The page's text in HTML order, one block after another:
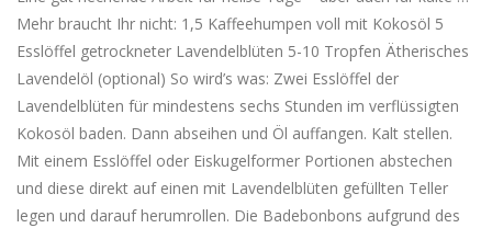
Mehr braucht Ihr nicht: 1,5 Kaffeehumpen voll mit Kokosöl 5
Esslöffel getrockneter Lavendelblüten 5-10 Tropfen Ätherisches
Lavendelöl (optional) So wird’s was: Zwei Esslöffel der
Lavendelblüten für mindestens sechs Stunden im verflüssigten
Kokosöl baden. Dann abseihen und Öl auffangen. Kalt stellen.
Mit einem Esslöffel oder Eiskugelformer Portionen abstechen
und diese direkt auf einen mit Lavendelblüten gefüllten Teller
legen und darauf herumrollen. Die Badebonbons aufgrund des